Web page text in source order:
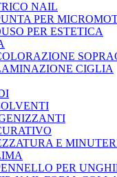
NAIL
PER
PER ESTETICA
CIGLIA
E
PER